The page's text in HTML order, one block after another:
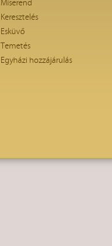
Miserend
Keresztelés
Esküvő
Temetés
Egyházi hozzájárulás